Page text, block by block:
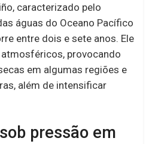
caracterizado pelo
águas do Oceano Pacífico
entre dois e sete anos. Ele
provocando
em algumas regiões e
além de intensificar
pressão em